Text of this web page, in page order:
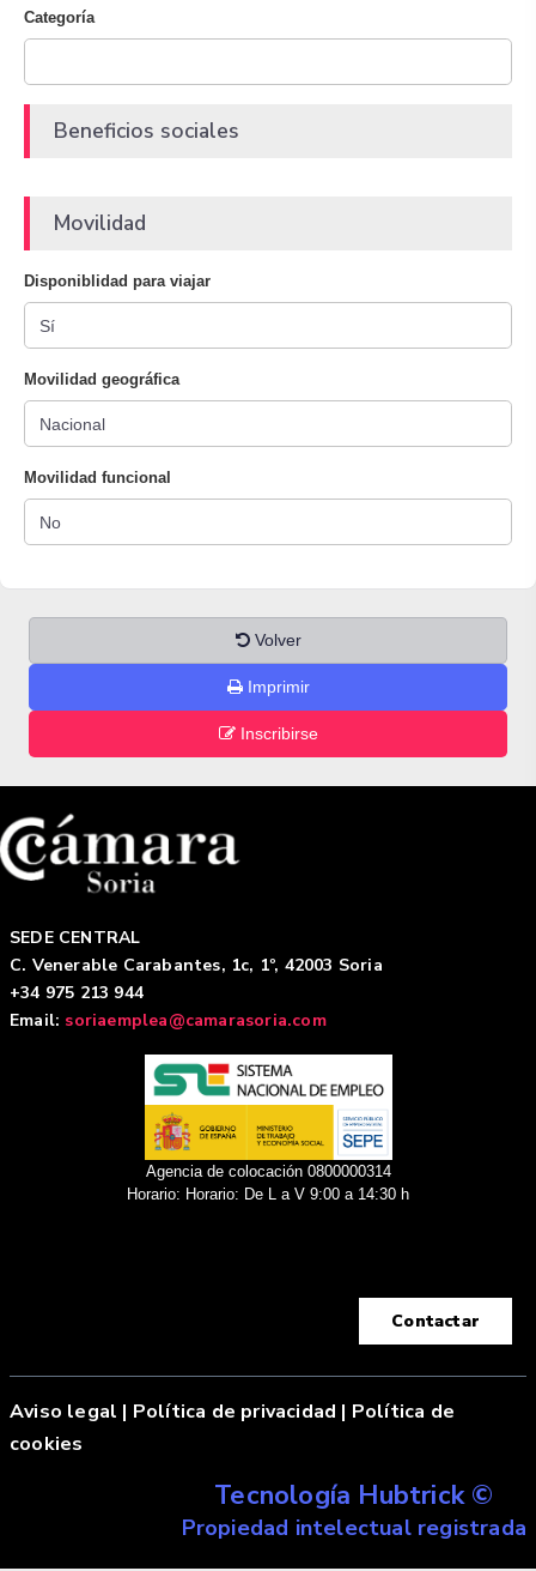
Categoría
Beneficios sociales
Movilidad
Disponiblidad para viajar
Movilidad geográfica
Movilidad funcional
Volver
Imprimir
Inscribirse
SEDE CENTRAL
C. Venerable Carabantes, 1c, 1º, 42003 Soria
+34 975 213 944
Email: soriaemplea@camarasoria.com
Agencia de colocación 0800000314
Horario: Horario: De L a V 9:00 a 14:30 h
Contactar
Aviso legal | Política de privacidad | Política de
cookies
Tecnología Hubtrick ©
Propiedad intelectual registrada